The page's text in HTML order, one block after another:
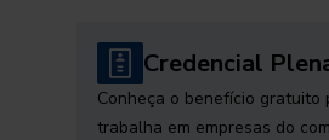
Credencial
Conheça o benefício gratuito
trabalha em empresas do